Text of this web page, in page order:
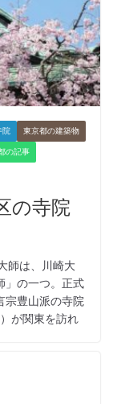
院 東京都の建築物
の記事
の寺院
師は、川崎大
」の一つ。正式
宗豊山派の寺院
が関東を訪れ